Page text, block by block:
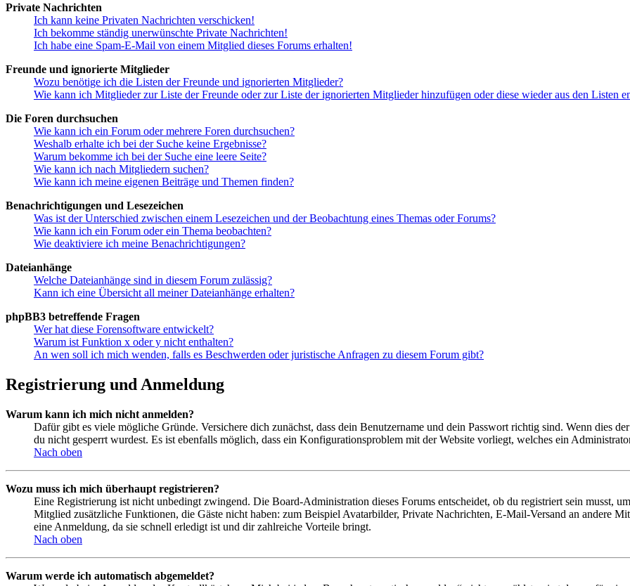
Private Nachrichten
Ich kann keine Privaten Nachrichten verschicken!
Ich bekomme ständig unerwünschte Private Nachrichten!
Ich habe eine Spam-E-Mail von einem Mitglied dieses Forums erhalten!
Freunde und ignorierte Mitglieder
Wozu benötige ich die Listen der Freunde und ignorierten Mitglieder?
Wie kann ich Mitglieder zur Liste der Freunde oder zur Liste der ignorierten Mitglieder hinzufügen oder diese wieder aus den Listen
Die Foren durchsuchen
Wie kann ich ein Forum oder mehrere Foren durchsuchen?
Weshalb erhalte ich bei der Suche keine Ergebnisse?
Warum bekomme ich bei der Suche eine leere Seite?
Wie kann ich nach Mitgliedern suchen?
Wie kann ich meine eigenen Beiträge und Themen finden?
Benachrichtigungen und Lesezeichen
Was ist der Unterschied zwischen einem Lesezeichen und der Beobachtung eines Themas oder Forums?
Wie kann ich ein Forum oder ein Thema beobachten?
Wie deaktiviere ich meine Benachrichtigungen?
Dateianhänge
Welche Dateianhänge sind in diesem Forum zulässig?
Kann ich eine Übersicht all meiner Dateianhänge erhalten?
phpBB3 betreffende Fragen
Wer hat diese Forensoftware entwickelt?
Warum ist Funktion x oder y nicht enthalten?
An wen soll ich mich wenden, falls es Beschwerden oder juristische Anfragen zu diesem Forum gibt?
Registrierung und Anmeldung
Warum kann ich mich nicht anmelden?
Dafür gibt es viele mögliche Gründe. Versichere dich zunächst, dass dein Benutzername und dein Passwort richtig sind. Wenn dies
du nicht gesperrt wurdest. Es ist ebenfalls möglich, dass ein Konfigurationsproblem mit der Website vorliegt, welches ein
Nach oben
Wozu muss ich mich überhaupt registrieren?
Eine Registrierung ist nicht unbedingt zwingend. Die Board-Administration dieses Forums entscheidet, ob du registriert sein musst,
Mitglied zusätzliche Funktionen, die Gäste nicht haben: zum Beispiel Avatarbilder, Private Nachrichten, E-Mail-Versand an andere
eine Anmeldung, da sie schnell erledigt ist und dir zahlreiche Vorteile bringt.
Nach oben
Warum werde ich automatisch abgemeldet?